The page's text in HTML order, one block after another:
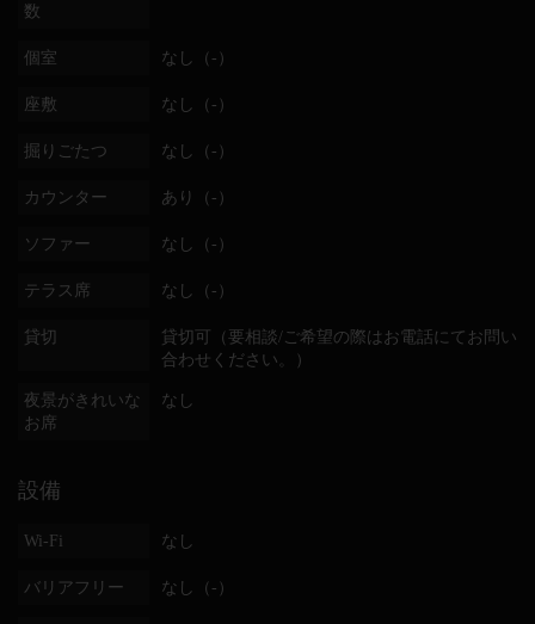
数
個室 なし（-）
座敷 なし（-）
掘りごたつ なし（-）
カウンター あり（-）
ソファー なし（-）
テラス席 なし（-）
貸切
貸切可（要相談/ご希望の際はお電話にてお問い
合わせください。）
夜景がきれいな
お席
なし
設備
Wi-Fi なし
バリアフリー なし（-）